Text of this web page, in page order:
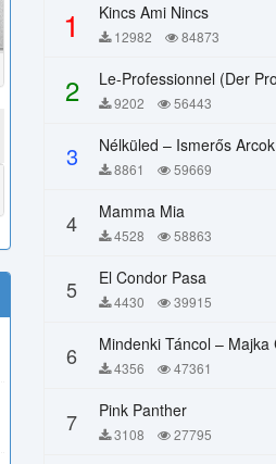
1 Kincs Ami Nincs
12982 84873
2 9202 56443
3 Nélküled – Ismerős Arcok
8861 59669
4 Mamma Mia
4528 58863
5 El Condor Pasa
4430 39915
6 4356 47361
7 Pink Panther
3108 27795